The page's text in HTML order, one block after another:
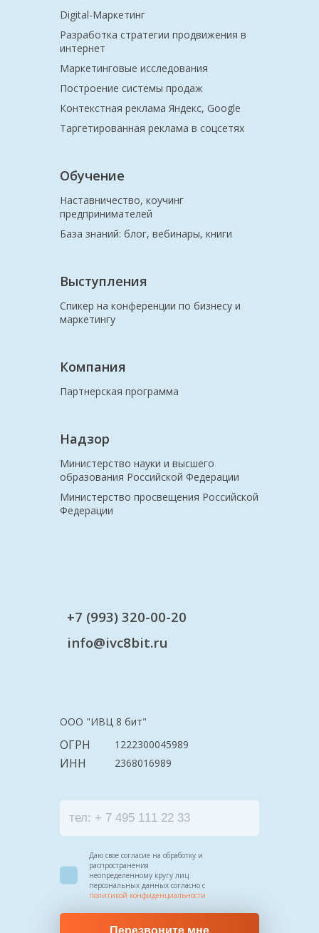
Digital-Маркетинг
Разработка стратегии продвижения в
интернет
Маркетинговые исследования
Построение системы продаж
Контекстная реклама Яндекс, Google
Таргетированная реклама в соцсетях
Обучение
Наставничество, коучинг
предпринимателей
База знаний: блог, вебинары, книги
Выступления
Спикер на конференции по бизнесу и
маркетингу
Компания
Партнерская программа
Надзор
Министерство науки и высшего
образования Российской Федерации
Министерство просвещения Российской
Федерации
+7 (993) 320-00-20
info@ivc8bit.ru
ООО "ИВЦ 8 бит"
ОГРН 1222300045989
ИНН 2368016989
Даю свое согласие на обработку и
распространения
неопределенному кругу лиц
персональных данных согласно с
политикой конфиденциальности
Перезвоните мне